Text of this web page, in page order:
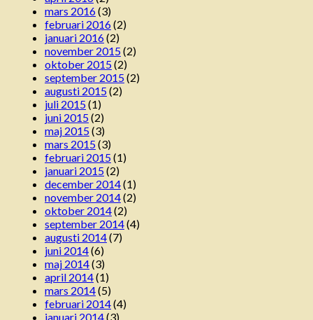
mars 2016(3)
februari 2016(2)
januari 2016(2)
november 2015(2)
oktober 2015(2)
september 2015(2)
augusti 2015(2)
juli 2015(1)
juni 2015(2)
maj 2015(3)
mars 2015(3)
februari 2015(1)
januari 2015(2)
december 2014(1)
november 2014(2)
oktober 2014(2)
september 2014(4)
augusti 2014(7)
juni 2014(6)
maj 2014(3)
april 2014(1)
mars 2014(5)
februari 2014(4)
januari 2014(3)